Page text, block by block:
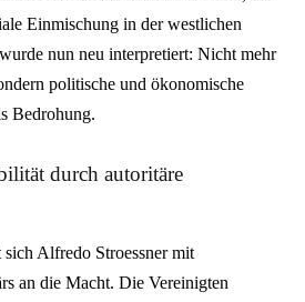
Einmischung in der westlichen
nun neu interpretiert: Nicht mehr
politische und ökonomische
Bedrohung.
durch autoritäre
Alfredo Stroessner mit
an die Macht. Die Vereinigten